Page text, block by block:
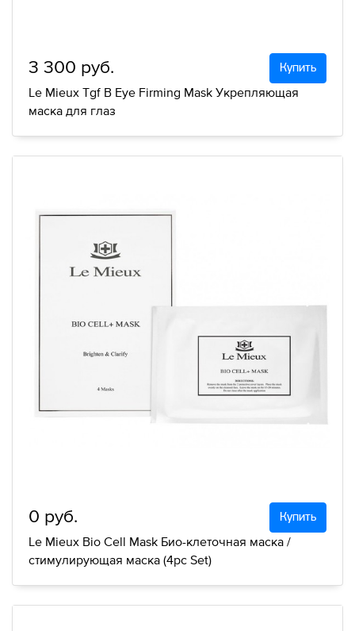
3 300 руб. Купить
Le Mieux Tgf B Eye Firming Mask Укрепляющая
маска для глаз
0 руб. Купить
Le Mieux Bio Cell Mask Био-клеточная маска /
стимулирующая маска (4pc Set)